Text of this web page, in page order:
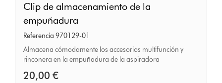
de
almacenamiento
de
la
Clip de almacenamiento de la
empuñadura
Referencia 970129-01
Almacena cómodamente los accesorios multifunción y
rinconera en la empuñadura de la aspiradora
20,00 €